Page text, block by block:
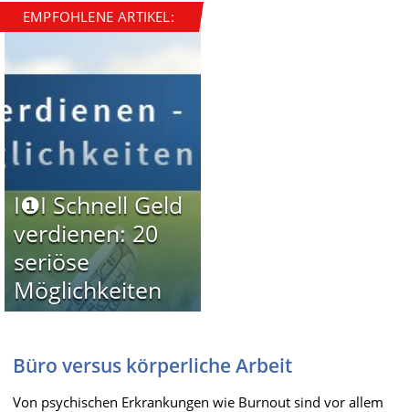
EMPFOHLENE ARTIKEL:
I❶I Schnell Geld
verdienen: 20
seriöse
Möglichkeiten
Büro versus körperliche Arbeit
Von psychischen Erkrankungen wie Burnout sind vor allem